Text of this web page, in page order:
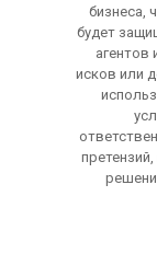
бизнеса,
будет
агентов
исков или